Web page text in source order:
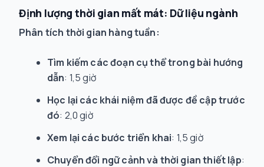
Định lượng thời gian mất mát: Dữ liệu ngành
Phân tích thời gian hàng tuần:
Tìm kiếm các đoạn cụ thể trong bài hướng
dẫn: 1,5 giờ
Học lại các khái niệm đã được đề cập trước
đó: 2,0 giờ
Xem lại các bước triển khai: 1,5 giờ
Chuyển đổi ngữ cảnh và thời gian thiết lập: